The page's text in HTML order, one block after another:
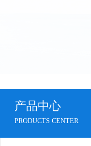
产品中心
PRODUCTS CENTER